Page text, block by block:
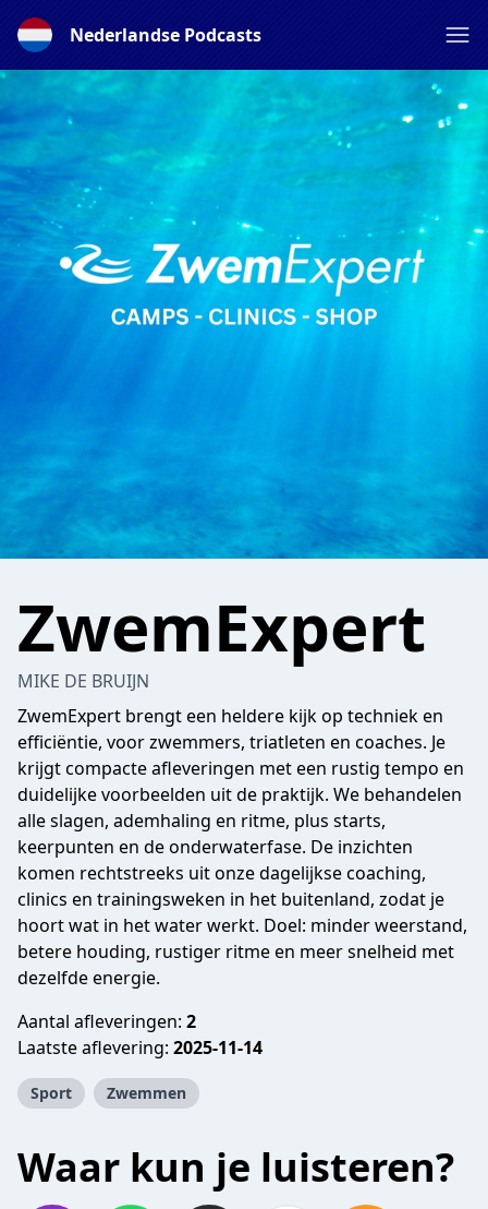
Nederlandse Podcasts
ZwemExpert
MIKE DE BRUIJN
ZwemExpert brengt een heldere kijk op techniek en
efficiëntie, voor zwemmers, triatleten en coaches. Je
krijgt compacte afleveringen met een rustig tempo en
duidelijke voorbeelden uit de praktijk. We behandelen
alle slagen, ademhaling en ritme, plus starts,
keerpunten en de onderwaterfase. De inzichten
komen rechtstreeks uit onze dagelijkse coaching,
clinics en trainingsweken in het buitenland, zodat je
hoort wat in het water werkt. Doel: minder weerstand,
betere houding, rustiger ritme en meer snelheid met
dezelfde energie.
Aantal afleveringen: 2
Laatste aflevering: 2025-11-14
Sport Zwemmen
Waar kun je luisteren?